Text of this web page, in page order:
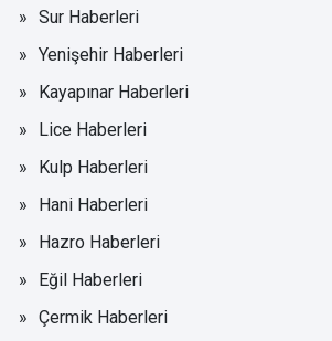
Sur Haberleri
Yenişehir Haberleri
Kayapınar Haberleri
Lice Haberleri
Kulp Haberleri
Hani Haberleri
Hazro Haberleri
Eğil Haberleri
Çermik Haberleri